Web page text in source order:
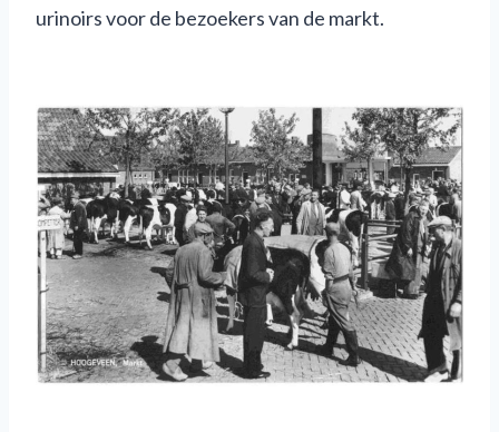
urinoirs voor de bezoekers van de markt.